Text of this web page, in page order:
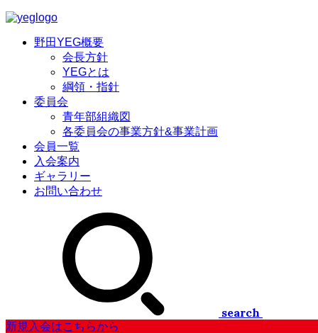
野田YEG概要
会長方針
YEGとは
綱領・指針
委員会
青年部組織図
各委員会の事業方針&事業計画
会員一覧
入会案内
ギャラリー
お問い合わせ
search
新規入会はこちらから